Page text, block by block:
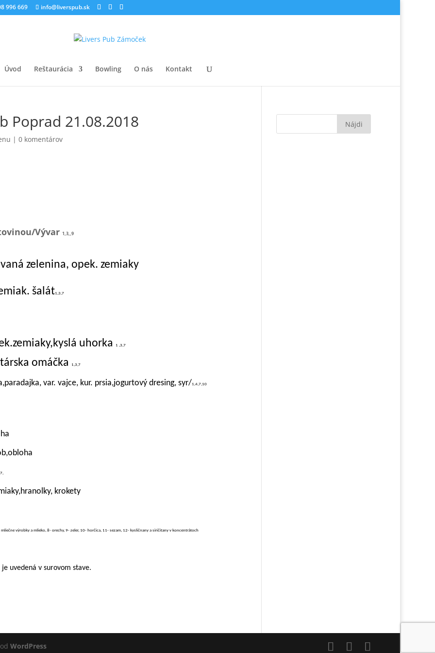
996 669 info@liverspub.sk
Úvod Reštaurácia Bowling O nás Kontakt
Poprad 21.08.2018
| 0 komentárov
/Vývar 1,3,,9
zelenina, opek. zemiaky
šalát1,3,7
uhorka 1 ,3,7
omáčka 1,3,7
var. vajce, kur. prsia,jogurtový dresing, syr/1,4,7,10
krokety
výrobky a mlieko, 8- orechy, 9- zeler, 10- horčica, 11- sezam, 12- kysličnany a siričitany v koncentrátoch
je uvedená v surovom stave.
WordPress